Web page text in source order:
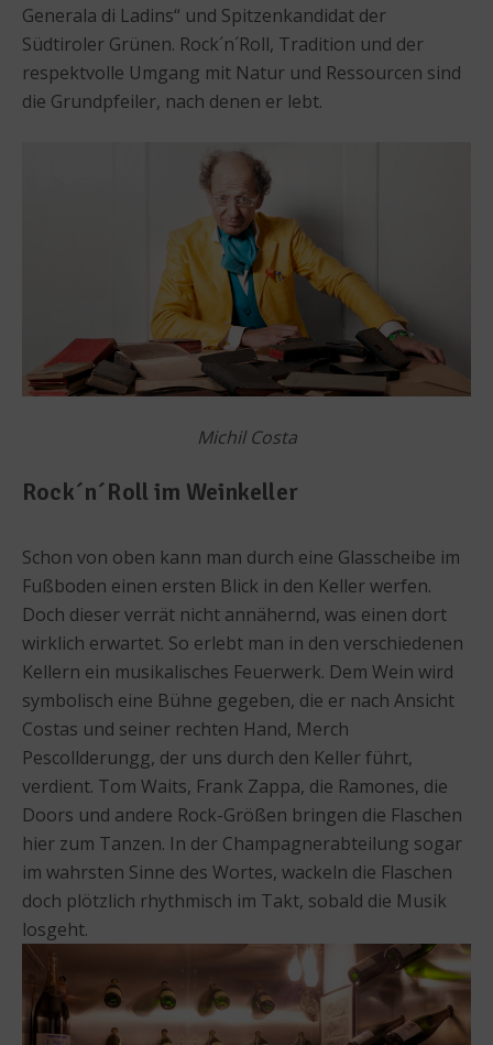
Generala di Ladins“ und Spitzenkandidat der
Südtiroler Grünen. Rock´n´Roll, Tradition und der
respektvolle Umgang mit Natur und Ressourcen sind
die Grundpfeiler, nach denen er lebt.
Michil Costa
Rock´n´Roll im Weinkeller
Schon von oben kann man durch eine Glasscheibe im
Fußboden einen ersten Blick in den Keller werfen.
Doch dieser verrät nicht annähernd, was einen dort
wirklich erwartet. So erlebt man in den verschiedenen
Kellern ein musikalisches Feuerwerk. Dem Wein wird
symbolisch eine Bühne gegeben, die er nach Ansicht
Costas und seiner rechten Hand, Merch
Pescollderungg, der uns durch den Keller führt,
verdient. Tom Waits, Frank Zappa, die Ramones, die
Doors und andere Rock-Größen bringen die Flaschen
hier zum Tanzen. In der Champagnerabteilung sogar
im wahrsten Sinne des Wortes, wackeln die Flaschen
doch plötzlich rhythmisch im Takt, sobald die Musik
losgeht.